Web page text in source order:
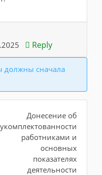
Reply
должны сначала
Донесение об
укомплектованности
работниками и
основных
показателях
деятельности